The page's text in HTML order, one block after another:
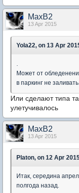
MaxB2
13 Apr 2015
Yola22, on 13 Apr
Может от
в паркинг не заливать.
Или сделают типа
улетучивалось
MaxB2
13 Apr 2015
Platon, on 12 Apr
Итак, середина
полгода назад.